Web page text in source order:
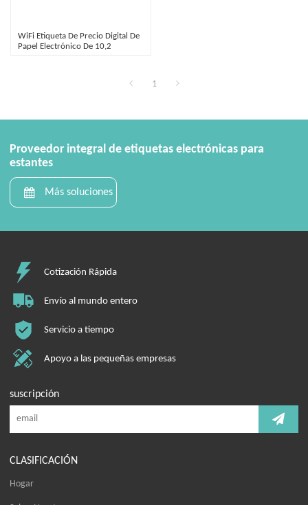
WiFi Etiqueta De Precio Digital De
Papel Electrónico De 10,2
1
Proveedor integral de etiquetas electrónicas para
estantes
Más soluciones
Cotización Rápida
Envío al mundo entero
Servicio a tiempo
Apoyo a las pequeñas empresas
suscripción
CLASIFICACIÓN
Hogar